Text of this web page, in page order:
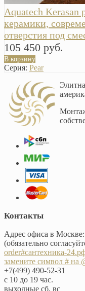
Aquatech Kerasan
керамики,
отверстия под
105 450 руб.
В корзину
Серия: Pear
Контакты
Адрес офиса в
(обязательно
order#сантехника-
замените символ # на
+7(499) 490-52-31
с 10 до 19 час.
выходные сб, вс